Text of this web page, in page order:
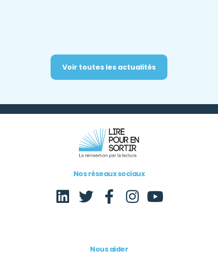
Voir toutes les actualités
Nos réseaux sociaux
Nous aider